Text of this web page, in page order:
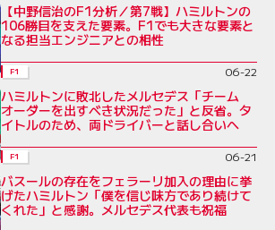
【中野信治のF1分析／第7戦】ハミルトンの
106勝目を支えた要素。F1でも大きな要素と
なる担当エンジニアとの相性
F1 06-22
ハミルトンに敗北したメルセデス「チーム
オーダーを出すべき状況だった」と反省。タ
イトルのため、両ドライバーと話し合いへ
F1 06-21
バスールの存在をフェラーリ加入の理由に挙
げたハミルトン「僕を信じ味方であり続けて
くれた」と感謝。メルセデス代表も祝福